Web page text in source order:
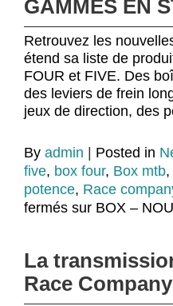
GAMMES EN
Retrouvez les
étend sa liste de
FOUR et FIVE. Des
des leviers de frein
jeux de direction, des
By admin Posted in
five, box four, Box mtb,
potence, Race
fermés sur BOX –
La
Race